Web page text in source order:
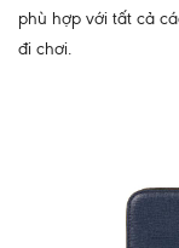
phù hợp với tất cả
đi chơi.